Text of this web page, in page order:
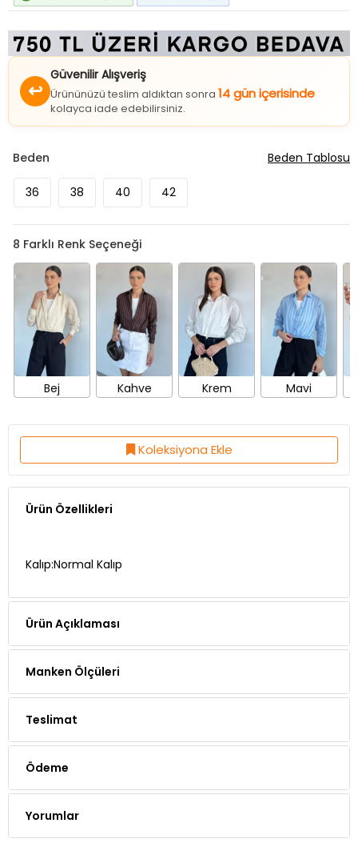
↩
Güvenilir Alışveriş
Ürününüzü teslim aldıktan sonra 14 gün içerisinde
kolayca iade edebilirsiniz.
Beden
36 38 40 42
Beden Tablosu
8 Farklı Renk Seçeneği
Bej Kahve Krem Mavi
Koleksiyona Ekle
Ürün Özellikleri
Kalıp:Normal Kalıp
Ürün Açıklaması
Manken Ölçüleri
Teslimat
Ödeme
Yorumlar